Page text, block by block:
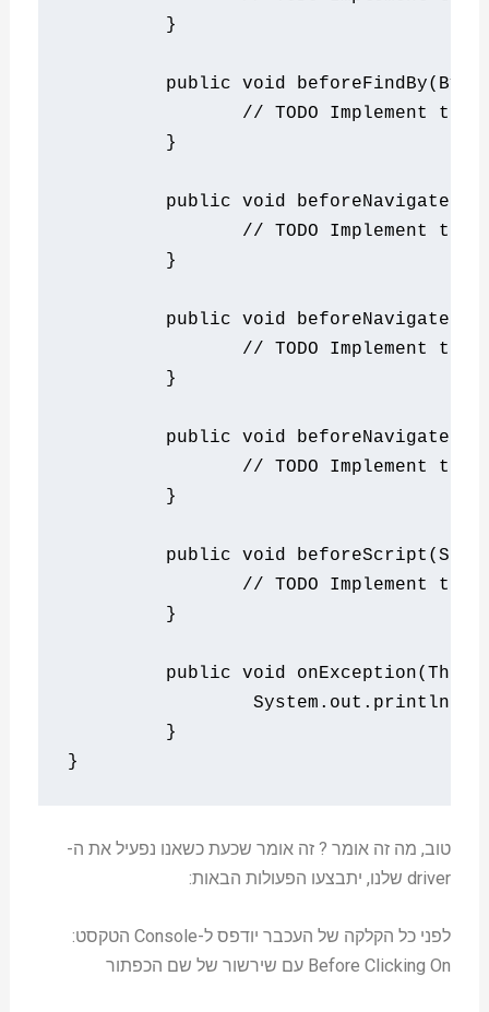
}
public void beforeFindBy( By
// TODO Implement this
}
public void
// TODO Implement this
}
public void
// TODO Implement this
}
public void
// TODO Implement this
}
public void beforeScript (
// TODO Implement this
}
public void onException(
System . out . println
}
}
טוב, מה זה אומר ? זה אומר שכעת כשאנו נפעיל את ה-
driver שלנו, יתבצעו הפעולות הבאות:
לפני כל הקלקה של העכבר יודפס ל-Console הטקסט:
Before Clicking On עם שירשור של שם הכפתור